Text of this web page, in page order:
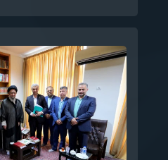
خوانده و قدرت تفکر و عقلانیت